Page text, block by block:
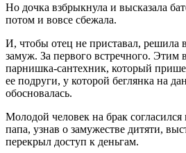
Но дочка взбрыкнула и высказала
потом и вовсе сбежала.
И, чтобы отец не приставал, решила
замуж. За первого встречного. Этим
парнишка-сантехник, который
ее подруги, у которой беглянка на
обосновалась.
Молодой человек на брак
папа, узнав о замужестве дитяти,
перекрыл доступ к деньгам.